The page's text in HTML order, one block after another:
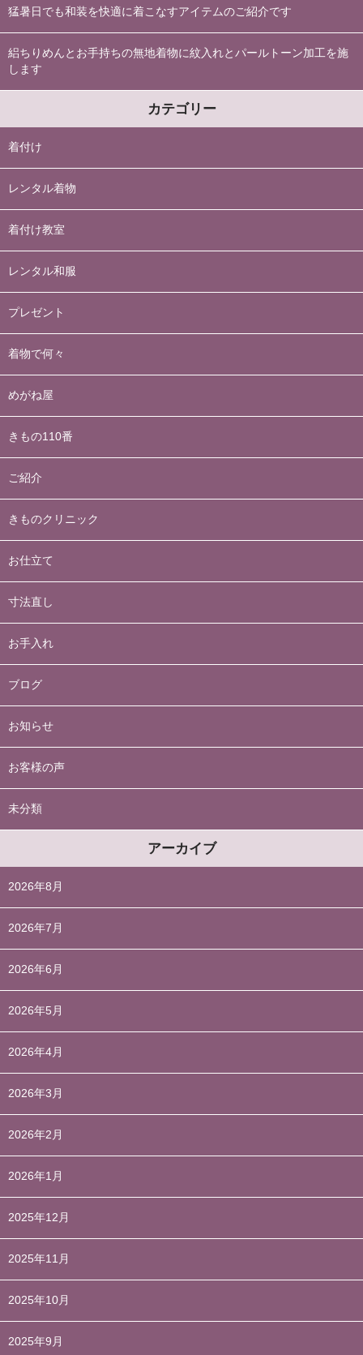
猛暑日でも和装を快適に着こなすアイテムのご紹介です
絽ちりめんとお手持ちの無地着物に紋入れとパールトーン加工を施
します
カテゴリー
着付け
レンタル着物
着付け教室
レンタル和服
プレゼント
着物で何々
めがね屋
きもの110番
ご紹介
きものクリニック
お仕立て
寸法直し
お手入れ
ブログ
お知らせ
お客様の声
未分類
アーカイブ
2026年8月
2026年7月
2026年6月
2026年5月
2026年4月
2026年3月
2026年2月
2026年1月
2025年12月
2025年11月
2025年10月
2025年9月